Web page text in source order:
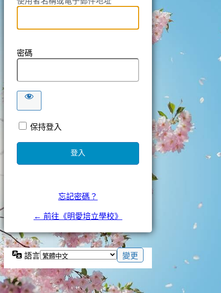
密碼
保持登入
忘記密碼？
← 前往《明愛培立學校》
語言